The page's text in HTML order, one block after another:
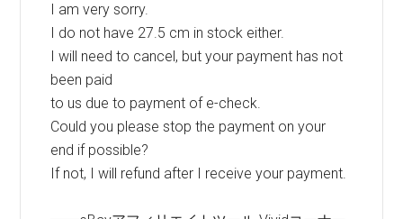
I am very sorry.
I do not have 27.5 cm in stock either.
I will need to cancel, but your payment has not
been paid
to us due to payment of e-check.
Could you please stop the payment on your
end if possible?
If not, I will refund after I receive your payment.